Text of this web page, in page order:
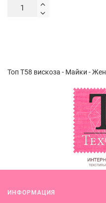
Топ Т58 вискоза - Майки -
ИНФОРМАЦИЯ